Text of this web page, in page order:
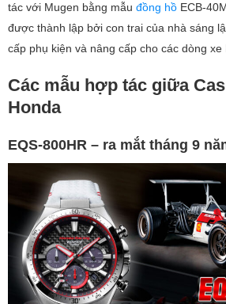
tác với Mugen bằng mẫu đồng hồ ECB-
được thành lập bởi con trai của nhà sáng
cấp phụ kiện và nâng cấp cho các dòng xe
Các mẫu hợp tác giữa
Honda
EQS-800HR – ra mắt tháng 9